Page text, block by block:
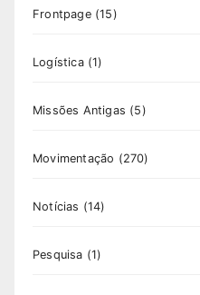
Frontpage(15)
Logística(1)
Missões Antigas (5)
Movimentação (270)
Notícias (14)
Pesquisa (1)